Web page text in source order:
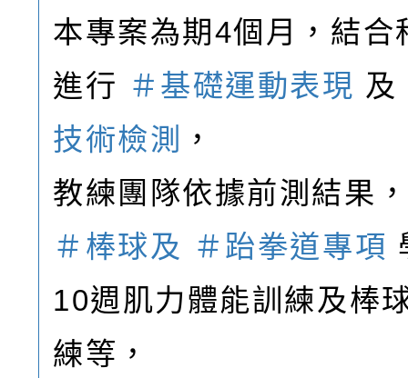
本專案為期4個月，結合
進行 ＃基礎運動表現 及
技術檢測
，
教練團隊依據前測結果
＃棒球及 ＃跆拳道專項
10週肌力體能訓練及棒
練等，